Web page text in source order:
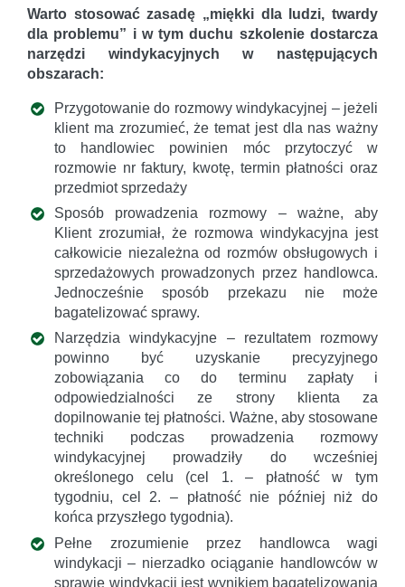
Warto stosować zasadę „miękki dla ludzi, twardy
dla problemu” i w tym duchu szkolenie dostarcza
narzędzi windykacyjnych w następujących
obszarach:
Przygotowanie do rozmowy windykacyjnej – jeżeli
klient ma zrozumieć, że temat jest dla nas ważny
to handlowiec powinien móc przytoczyć w
rozmowie nr faktury, kwotę, termin płatności oraz
przedmiot sprzedaży
Sposób prowadzenia rozmowy – ważne, aby
Klient zrozumiał, że rozmowa windykacyjna jest
całkowicie niezależna od rozmów obsługowych i
sprzedażowych prowadzonych przez handlowca.
Jednocześnie sposób przekazu nie może
bagatelizować sprawy.
Narzędzia windykacyjne – rezultatem rozmowy
powinno być uzyskanie precyzyjnego
zobowiązania co do terminu zapłaty i
odpowiedzialności ze strony klienta za
dopilnowanie tej płatności. Ważne, aby stosowane
techniki podczas prowadzenia rozmowy
windykacyjnej prowadziły do wcześniej
określonego celu (cel 1. – płatność w tym
tygodniu, cel 2. – płatność nie później niż do
końca przyszłego tygodnia).
Pełne zrozumienie przez handlowca wagi
windykacji – nierzadko ociąganie handlowców w
sprawie windykacji jest wynikiem bagatelizowania